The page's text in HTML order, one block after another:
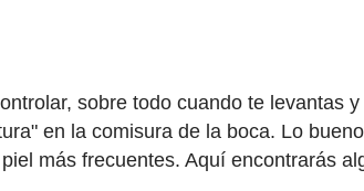
sobre todo cuando te levantas
en la comisura de la boca. Lo
más frecuentes. Aquí encontrarás